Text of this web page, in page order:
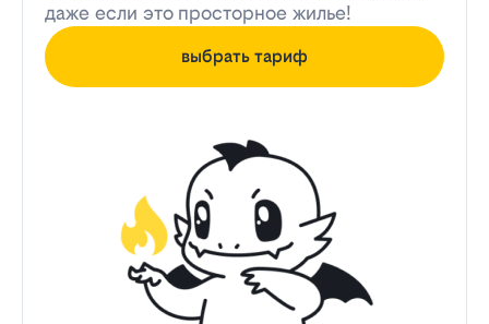
даже если это просторное жилье!
выбрать тариф